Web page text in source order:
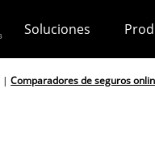
Soluciones
|Comparadores de seguros